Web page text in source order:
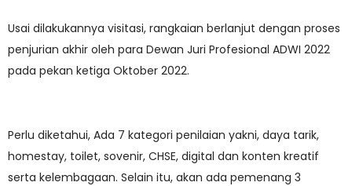
Usai dilakukannya visitasi, rangkaian berlanjut dengan proses
penjurian akhir oleh para Dewan Juri Profesional ADWI 2022
pada pekan ketiga Oktober 2022.
Perlu diketahui, Ada 7 kategori penilaian yakni, daya tarik,
homestay, toilet, sovenir, CHSE, digital dan konten kreatif
serta kelembagaan. Selain itu, akan ada pemenang 3